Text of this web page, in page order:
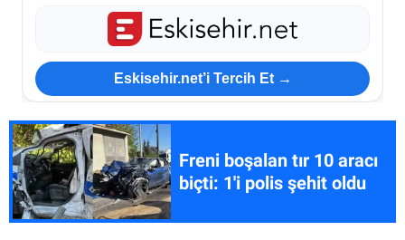
Eskisehir.net’i Tercih Et →
Freni boşalan tır 10 aracı
biçti: 1'i polis şehit oldu